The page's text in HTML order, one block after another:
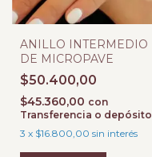
ANILLO INTERMEDIO
DE MICROPAVE
$50.400,00
$45.360,00 con
Transferencia o depósito
3 x $16.800,00 sin interés